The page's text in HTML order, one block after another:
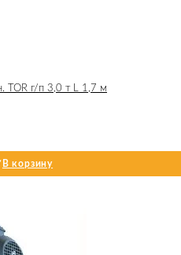
TOR г/п 3,0 т L 1,7 м
В корзину